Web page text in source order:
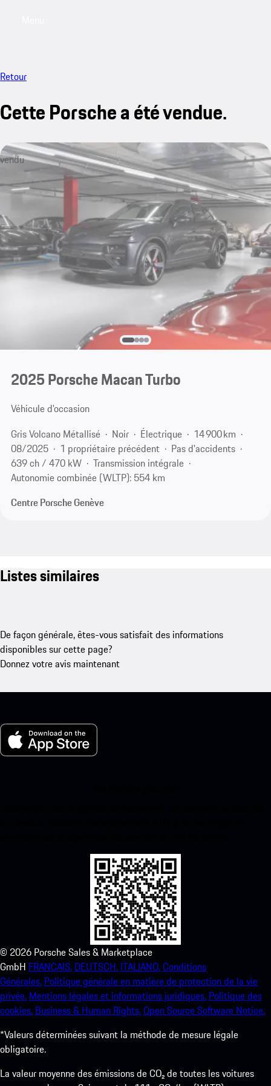
Retour
Cette Porsche a été vendue.
vendu
2025 Porsche Macan Turbo
Véhicule d'occasion
Gris Volcano Métallisé
Noir Électrique
14 900 km
08/2025
1 propriétaire précédent
Pas d'accidents
639 ch / 470 kW
Transmission intégrale
Autonomie combinée (WLTP): 554 km
Centre Porsche Genève
Listes similaires
De façon générale, êtes-vous satisfait des informations
disponibles sur cette page?
Donnez votre avis maintenant
© 2026 Porsche Sales & Marketplace
GmbH FRANCAIS. DEUTSCH. ITALIANO.Conditions
Générales. Politique générale en matière de protection de la vie
privée. Mentions légales et informations juridiques. Politique des
cookies. Business & Human Rights.Open Source Software Notice.
*Valeurs déterminées suivant la méthode de mesure légale
obligatoire.
La valeur moyenne des émissions de CO₂ de toutes les voitures